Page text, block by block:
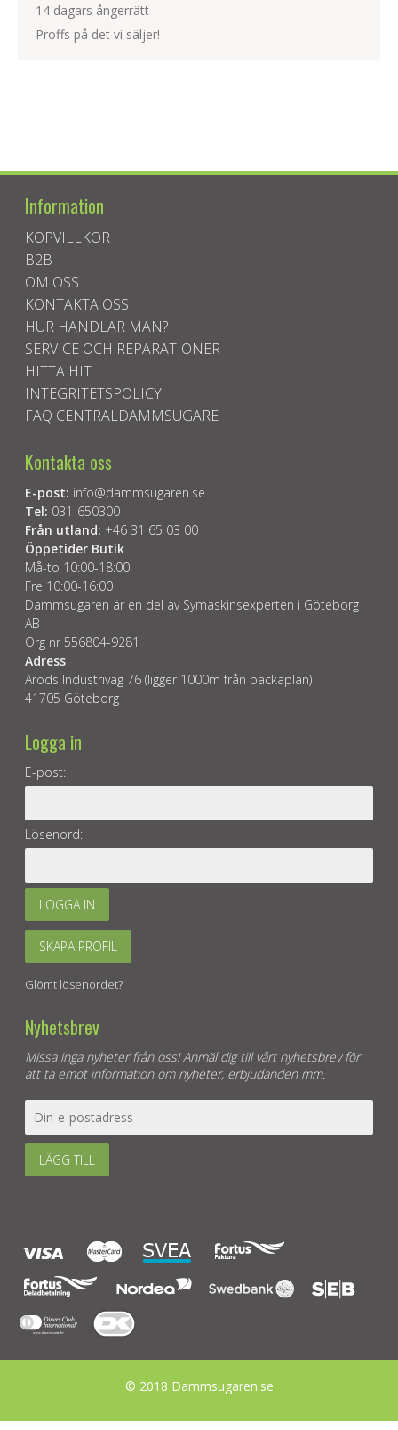
14 dagars ångerrätt
Proffs på det vi säljer!
Information
KÖPVILLKOR
B2B
OM OSS
KONTAKTA OSS
HUR HANDLAR MAN?
SERVICE OCH REPARATIONER
HITTA HIT
INTEGRITETSPOLICY
FAQ CENTRALDAMMSUGARE
Kontakta oss
E-post: info@dammsugaren.se
Tel: 031-650300
Från utland: +46 31 65 03 00
Öppetider Butik
Må-to 10:00-18:00
Fre 10:00-16:00
Dammsugaren är en del av Symaskinsexperten i Göteborg
AB
Org nr 556804-9281
Adress
Aröds Industriväg 76 (ligger 1000m från backaplan)
41705 Göteborg
Logga in
E-post:
Lösenord:
LOGGA IN
SKAPA PROFIL
Glömt lösenordet?
Nyhetsbrev
Missa inga nyheter från oss! Anmäl dig till vårt nyhetsbrev för
att ta emot information om nyheter, erbjudanden mm.
LÄGG TILL
© 2018 Dammsugaren.se